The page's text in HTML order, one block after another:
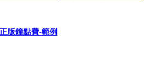
版鐘點費-範例